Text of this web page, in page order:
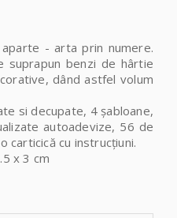
- arta prin numere.
suprapun benzi de hârtie
dând astfel volum
si decupate, 4 șabloane,
autoadevize, 56 de
carticică cu instrucțiuni.
x 3 cm